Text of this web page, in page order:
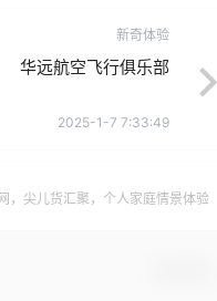
新奇体验
华远航空飞行俱乐部
2025-1-7 7:33:49
，尖儿货汇聚，个人家庭情景体验